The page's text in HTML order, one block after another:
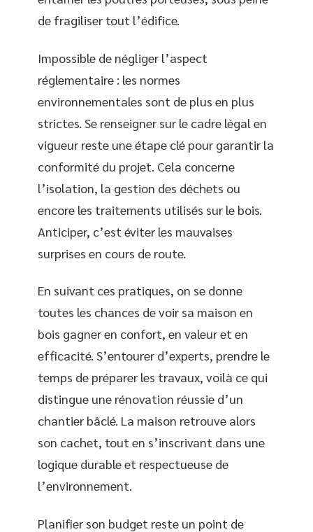
de fragiliser tout l’édifice.
Impossible de négliger l’aspect
réglementaire : les normes
environnementales sont de plus en plus
strictes. Se renseigner sur le cadre légal en
vigueur reste une étape clé pour garantir la
conformité du projet. Cela concerne
l’isolation, la gestion des déchets ou
encore les traitements utilisés sur le bois.
Anticiper, c’est éviter les mauvaises
surprises en cours de route.
En suivant ces pratiques, on se donne
toutes les chances de voir sa maison en
bois gagner en confort, en valeur et en
efficacité. S’entourer d’experts, prendre le
temps de préparer les travaux, voilà ce qui
distingue une rénovation réussie d’un
chantier bâclé. La maison retrouve alors
son cachet, tout en s’inscrivant dans une
logique durable et respectueuse de
l’environnement.
Planifier son budget reste un point de